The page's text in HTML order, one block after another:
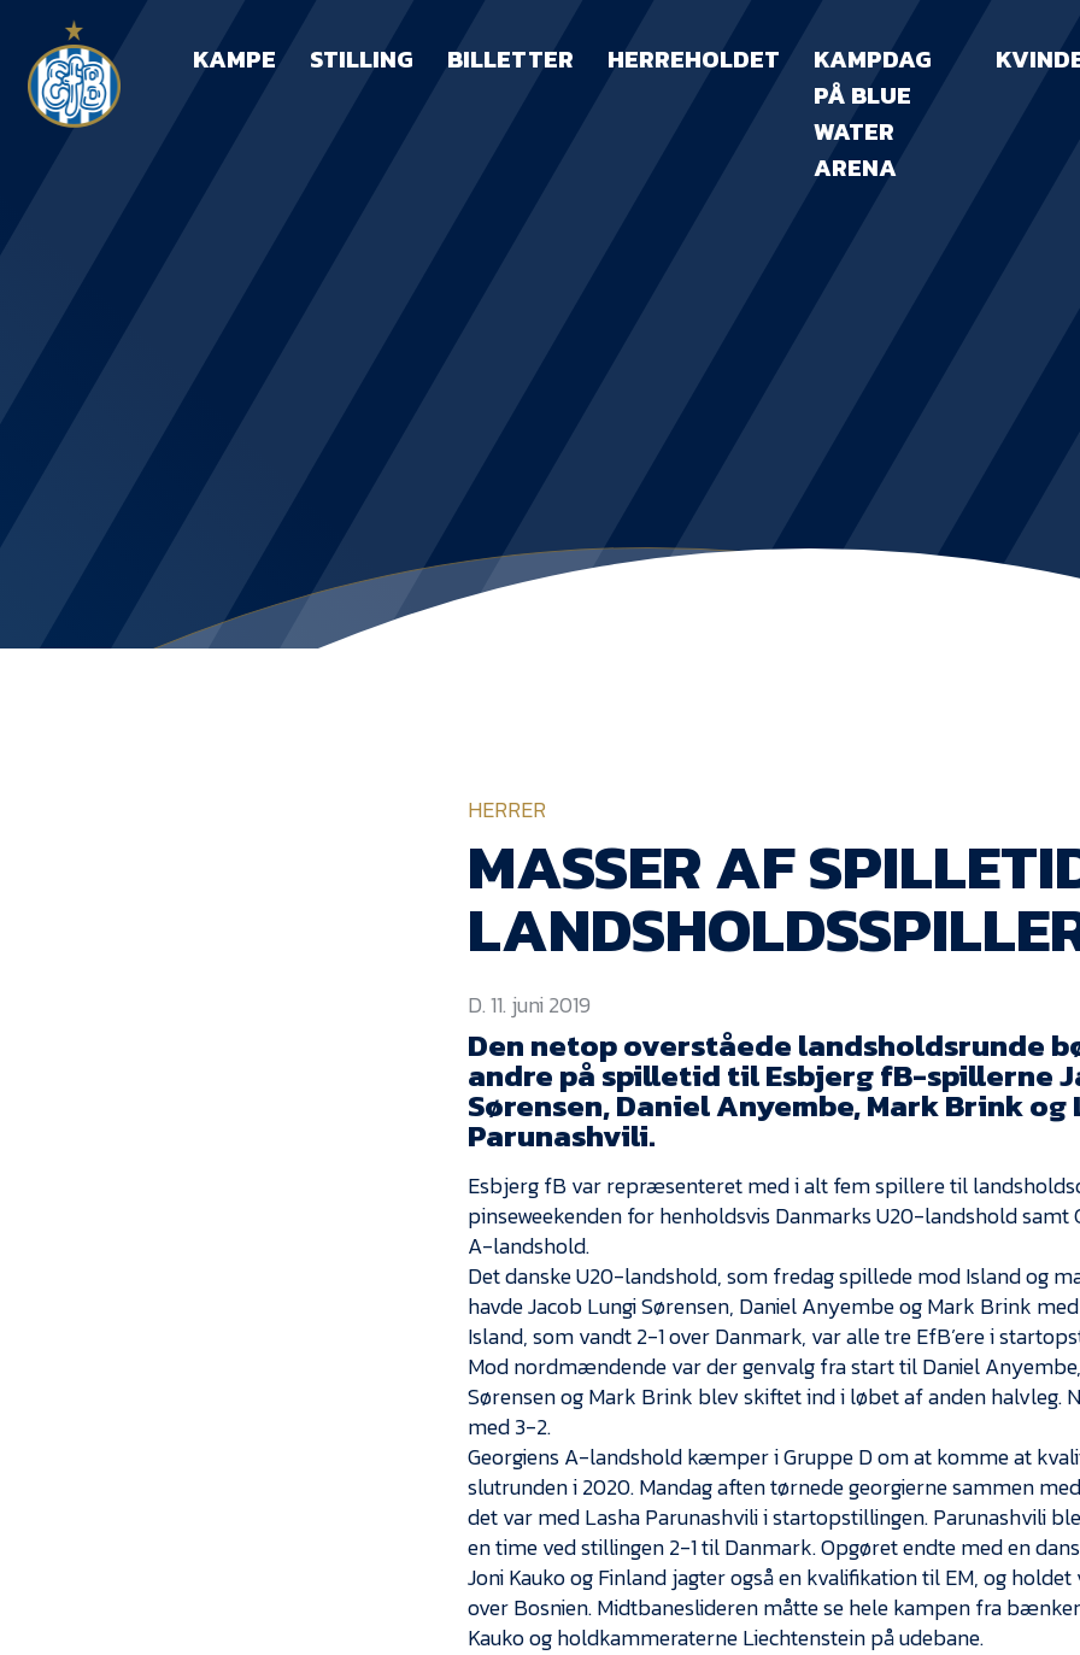
KAMPE STILLING BILLETTER HERREHOLDET
KAMPDAG
PÅ BLUE
WATER
ARENA
HERRER
MASSER AF
D. 11. juni 2019
Den netop overståede landsholdsrunde
andre på spilletid til Esbjerg fB-spillerne
Sørensen, Daniel Anyembe, Mark Brink og
Parunashvili.
Esbjerg fB var repræsenteret med i alt fem spillere til
pinseweekenden for henholdsvis Danmarks U20-landshold samt
A-landshold.
Det danske U20-landshold, som fredag spillede mod Island og
havde Jacob Lungi Sørensen, Daniel Anyembe og Mark Brink
Island, som vandt 2-1 over Danmark, var alle tre EfB’ere i
Mod nordmændende var der genvalg fra start til Daniel
Sørensen og Mark Brink blev skiftet ind i løbet af anden halvleg.
med 3-2.
Georgiens A-landshold kæmper i Gruppe D om at komme at
slutrunden i 2020. Mandag aften tørnede georgierne sammen
det var med Lasha Parunashvili i startopstillingen. Parunashvili
en time ved stillingen 2-1 til Danmark. Opgøret endte med en
Joni Kauko og Finland jagter også en kvalifikation til EM, og
over Bosnien. Midtbaneslideren måtte se hele kampen fra
Kauko og holdkammeraterne Liechtenstein på udebane.